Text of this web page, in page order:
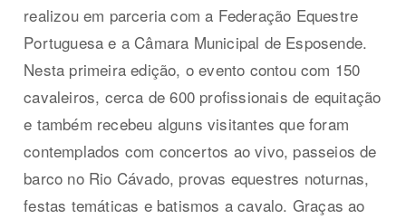
realizou em parceria com a Federação Equestre
Portuguesa e a Câmara Municipal de Esposende.
Nesta primeira edição, o evento contou com 150
cavaleiros, cerca de 600 profissionais de equitação
e também recebeu alguns visitantes que foram
contemplados com concertos ao vivo, passeios de
barco no Rio Cávado, provas equestres noturnas,
festas temáticas e batismos a cavalo. Graças ao